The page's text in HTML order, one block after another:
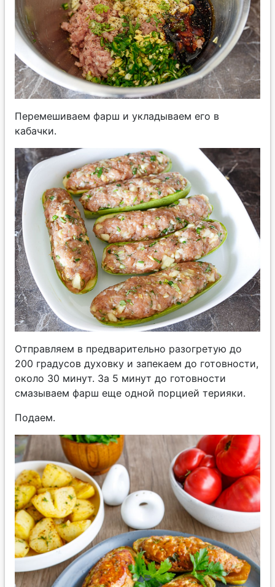
Перемешиваем фарш и укладываем его в
кабачки.
Отправляем в предварительно разогретую до
200 градусов духовку и запекаем до готовности,
около 30 минут. За 5 минут до готовности
смазываем фарш еще одной порцией терияки.
Подаем.